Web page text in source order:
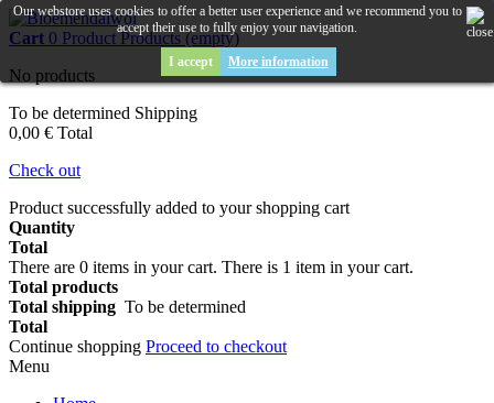
Cart 0 Product Products (empty)
No products
To be determined Shipping
0,00 € Total
Check out
Product successfully added to your shopping cart
Quantity
Total
There are 0 items in your cart. There is 1 item in your cart.
Total products
Total shipping To be determined
Total
Continue shopping Proceed to checkout
Menu
Our webstore uses cookies to offer a better user experience and we recommend you to
accept their use to fully enjoy your navigation.
I accept More information